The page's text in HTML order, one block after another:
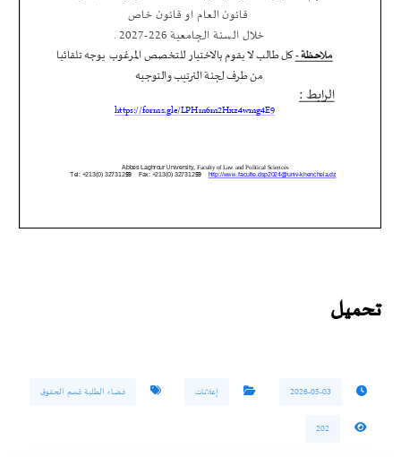
تحميل
2026-05-03 إعلانات فضاء الطلبة قسم الحقوق
202